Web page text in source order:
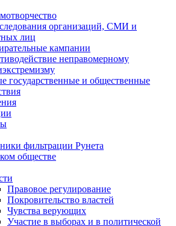
организаций, СМИ и
лиц
кампании
неправомерному
государственные и общественные
фильтрации Рунета
обществе
Правовое регулирование
Покровительство властей
Чувства верующих
Участие в выборах и в политической